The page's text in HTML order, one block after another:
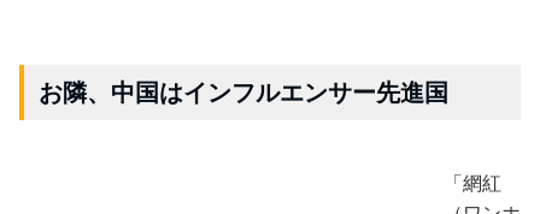
お隣、中国はインフルエンサー先進国
「網紅